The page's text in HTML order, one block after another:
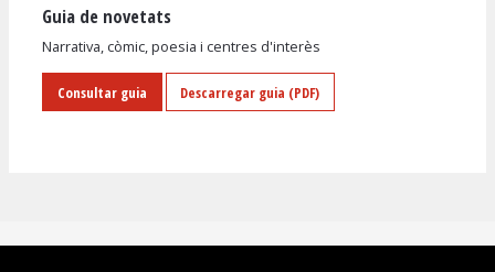
Guia de novetats
Narrativa, còmic, poesia i centres d'interès
Consultar guia Descarregar guia (PDF)